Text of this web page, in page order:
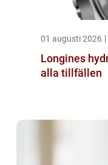
01 augusti 2026
Longines
alla tillfällen